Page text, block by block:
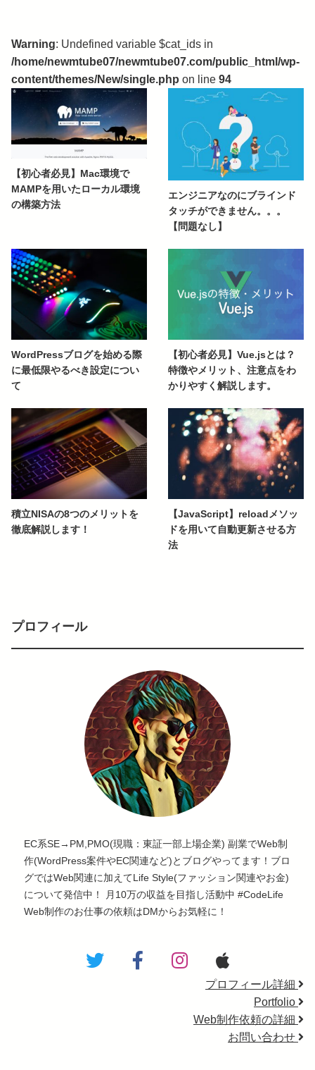
Warning: Undefined variable $cat_ids in
/home/newmtube07/newmtube07.com/public_html/wp-
content/themes/New/single.php on line 94
【初心者必見】Mac環境で
MAMPを用いたローカル環境
の構築方法
エンジニアなのにブラインド
タッチができません。。。
【問題なし】
WordPressブログを始める際
に最低限やるべき設定につい
て
【初心者必見】Vue.jsとは？
特徴やメリット、注意点をわ
かりやすく解説します。
積立NISAの8つのメリットを
徹底解説します！
【JavaScript】reloadメソッ
ドを用いて自動更新させる方
法
プロフィール
EC系SE→PM,PMO(現職：東証一部上場企業) 副業でWeb制
作(WordPress案件やEC関連など)とブログやってます！ブロ
グではWeb関連に加えてLife Style(ファッション関連やお金)
について発信中！ 月10万の収益を目指し活動中 #CodeLife
Web制作のお仕事の依頼はDMからお気軽に！
プロフィール詳細
Portfolio
Web制作依頼の詳細
お問い合わせ